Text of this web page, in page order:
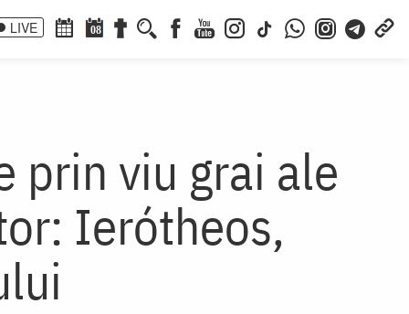
LIVE 08
prin viu grai ale
Ierótheos,